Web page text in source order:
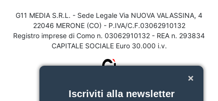
G11 MEDIA S.R.L. - Sede Legale Via NUOVA VALASSINA, 4
22046 MERONE (CO) - P.IVA/C.F.03062910132
Registro imprese di Como n. 03062910132 - REA n. 293834
CAPITALE SOCIALE Euro 30.000 i.v.
Iscriviti alla newsletter